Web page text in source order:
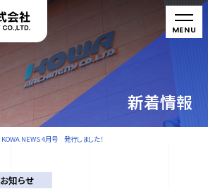
新着情報
KOWA NEWS 4月号 発行しました！
お知らせ